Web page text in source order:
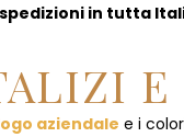
in tutta
aziendale e i